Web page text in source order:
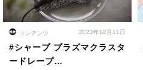
コンテンツ 2023年12月11日
#シャープ プラズマクラスタ
ードレープ…